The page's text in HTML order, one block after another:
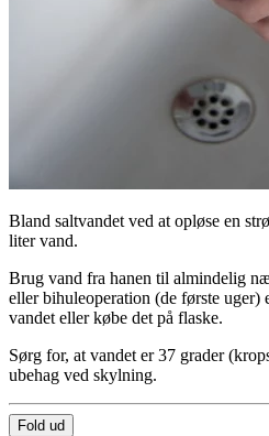
Bland saltvandet ved at opløse en
liter vand.
Brug vand fra hanen til almindelig
eller bihuleoperation (de første uger)
vandet eller købe det på flaske.
Sørg for, at vandet er 37 grader
ubehag ved skylning.
Fold ud